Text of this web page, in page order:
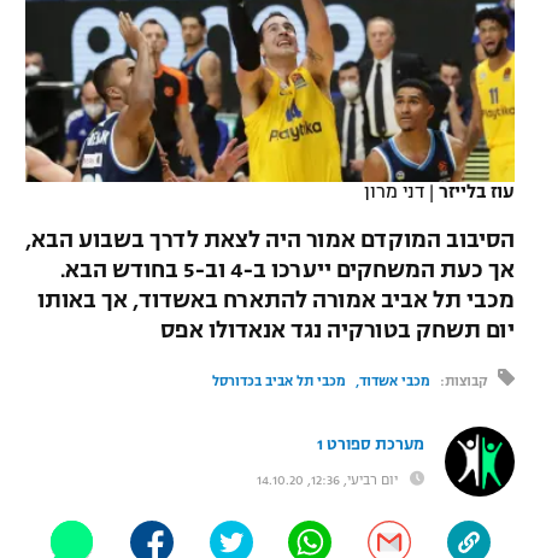
VOD
רץ ברשת
תוצאות
לוח שידורים
"מעל הליגה" – פודקאסט
נבחרת ישראל
מכבי חיפה
בית"ר ירושלים
מכבי תל אביב
הפועל תל אביב
הפועל חיפה
הפועל באר שבע
מכבי נתניה
בני יהודה
ליגה ספרדית
ליגה איטלקית
ליגה צרפתית
ליגה טורקית
ליגה סינית
ליגות נוספות
כדורסל נשים
מכבי תל אביב
הפועל חולון
הפועל ירושלים
דני אבדיה
יורוליג
יורוקאפ
טניס
כדוריד
כדורעף
שחייה
ג'ודו
UFC
היאבקות WWE
עוז בלייזר | דני מרון
הסיבוב המוקדם אמור היה לצאת לדרך בשבוע הבא,
אך כעת המשחקים ייערכו ב-4 וב-5 בחודש הבא.
מכבי תל אביב אמורה להתארח באשדוד, אך באותו
יום תשחק בטורקיה נגד אנאדולו אפס
קבוצות: מכבי אשדוד מכבי תל אביב בכדורסל
מערכת ספורט 1
יום רביעי, 12:36, 14.10.20